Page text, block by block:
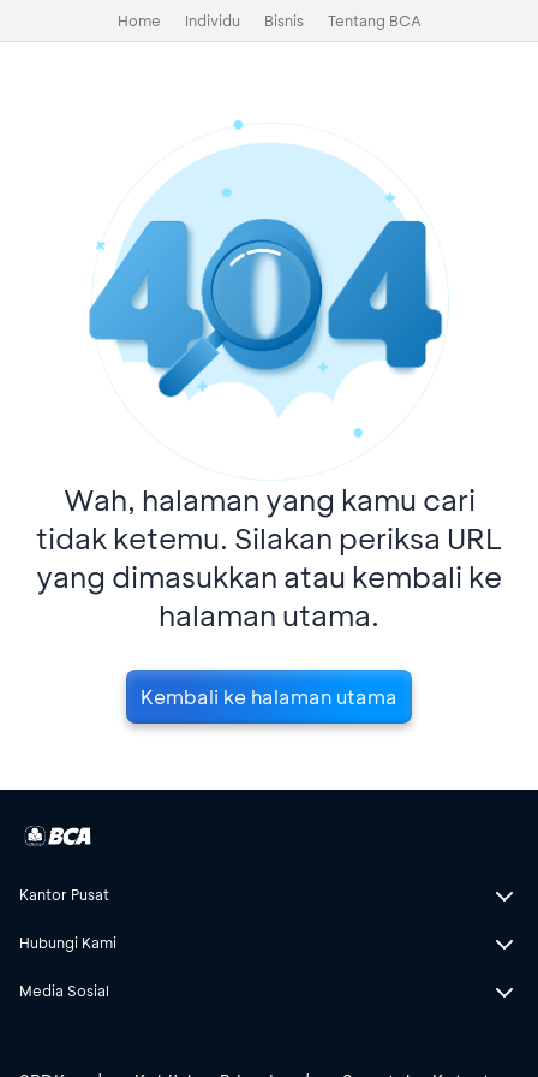
Home Individu Bisnis Tentang BCA
Wah, halaman yang kamu cari
tidak ketemu. Silakan periksa URL
yang dimasukkan atau kembali ke
halaman utama.
Kembali ke halaman utama
Kantor Pusat
Hubungi Kami
Media Sosial